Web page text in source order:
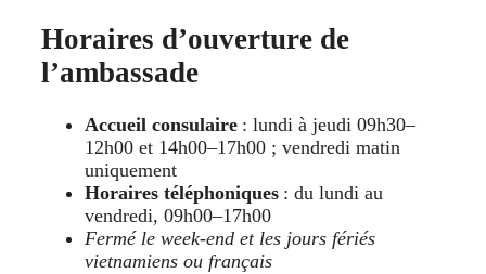
Horaires d’ouverture de
l’ambassade
Accueil consulaire : lundi à jeudi 09h30–
12h00 et 14h00–17h00 ; vendredi matin
uniquement
Horaires téléphoniques : du lundi au
vendredi, 09h00–17h00
Fermé le week-end et les jours fériés
vietnamiens ou français